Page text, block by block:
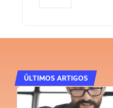
ÚLTIMOS ARTIGOS